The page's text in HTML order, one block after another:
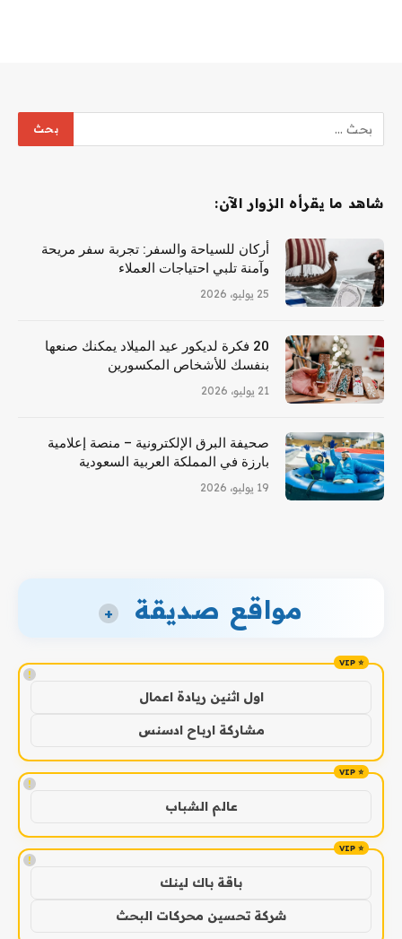
شاهد ما يقرأه الزوار الآن:
أركان للسياحة والسفر: تجربة سفر مريحة
وآمنة تلبي احتياجات العملاء
25 يوليو، 2026
20 فكرة لديكور عيد الميلاد يمكنك صنعها
بنفسك للأشخاص المكسورين
21 يوليو، 2026
صحيفة البرق الإلكترونية – منصة إعلامية
بارزة في المملكة العربية السعودية
19 يوليو، 2026
مواقع صديقة +
!
اول اثنين ريادة اعمال
مشاركة ارباح ادسنس
!
عالم الشباب
!
باقة باك لينك
شركة تحسين محركات البحث